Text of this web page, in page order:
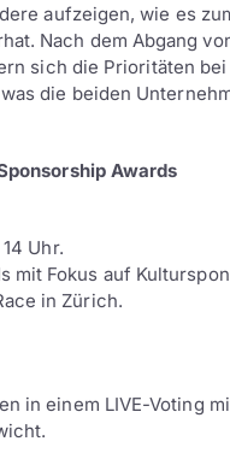
aufzeigen, wie es
Nach dem Abgang
sich die Prioritäten
die beiden
Awards
Uhr.
mit Fokus auf
in Zürich.
in einem LIVE-Voting